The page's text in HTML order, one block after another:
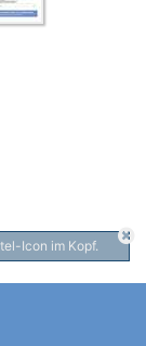
Icon im Kopf.